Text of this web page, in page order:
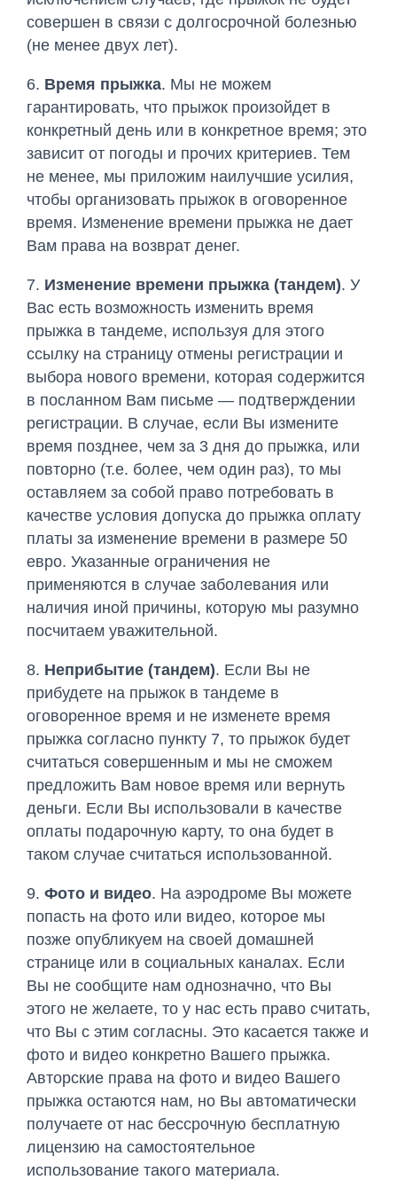
совершен в связи с долгосрочной болезнью
(не менее двух лет).
6. Время прыжка. Мы не можем
гарантировать, что прыжок произойдет в
конкретный день или в конкретное время; это
зависит от погоды и прочих критериев. Тем
не менее, мы приложим наилучшие усилия,
чтобы организовать прыжок в оговоренное
время. Изменение времени прыжка не дает
Вам права на возврат денег.
7. Изменение времени прыжка (тандем). У
Вас есть возможность изменить время
прыжка в тандеме, используя для этого
ссылку на страницу отмены регистрации и
выбора нового времени, которая содержится
в посланном Вам письме — подтверждении
регистрации. В случае, если Вы измените
время позднее, чем за 3 дня до прыжка, или
повторно (т.е. более, чем один раз), то мы
оставляем за собой право потребовать в
качестве условия допуска до прыжка оплату
платы за изменение времени в размере 50
евро. Указанные ограничения не
применяются в случае заболевания или
наличия иной причины, которую мы разумно
посчитаем уважительной.
8. Неприбытие (тандем). Если Вы не
прибудете на прыжок в тандеме в
оговоренное время и не изменете время
прыжка согласно пункту 7, то прыжок будет
считаться совершенным и мы не сможем
предложить Вам новое время или вернуть
деньги. Если Вы использовали в качестве
оплаты подарочную карту, то она будет в
таком случае считаться использованной.
9. Фото и видео. На аэродроме Вы можете
попасть на фото или видео, которое мы
позже опубликуем на своей домашней
странице или в социальных каналах. Если
Вы не сообщите нам однозначно, что Вы
этого не желаете, то у нас есть право считать,
что Вы с этим согласны. Это касается также и
фото и видео конкретно Вашего прыжка.
Авторские права на фото и видео Вашего
прыжка остаются нам, но Вы автоматически
получаете от нас бессрочную бесплатную
лицензию на самостоятельное
использование такого материала.